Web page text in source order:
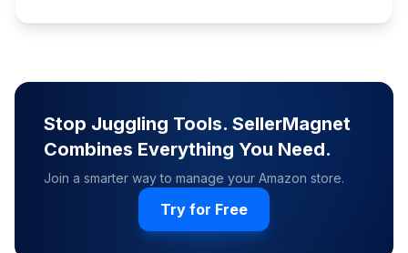
Stop Juggling Tools. SellerMagnet
Combines Everything You Need.
Join a smarter way to manage your Amazon store.
Try for Free